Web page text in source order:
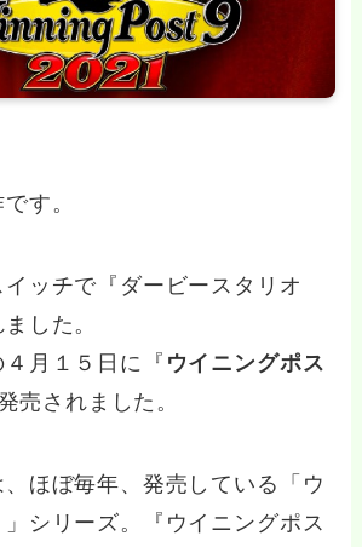
す。
ッチで『ダービースタリオ
した。
月１５日に『 ウイニングポス
売されました。
ほぼ毎年、発売している「ウ
シリーズ。『ウイニングポス